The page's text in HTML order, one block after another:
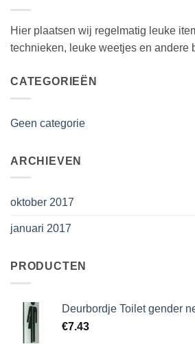
Hier plaatsen wij regelmatig leuke
technieken, leuke weetjes en andere
CATEGORIEËN
Geen categorie
ARCHIEVEN
oktober 2017
januari 2017
PRODUCTEN
Deurbordje Toilet gender
€7.43